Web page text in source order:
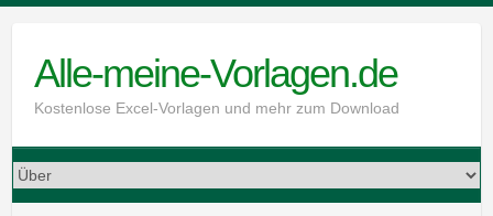
contentAlle-meine-Vorlagen.de
Kostenlose Excel-Vorlagen und mehr zum Download